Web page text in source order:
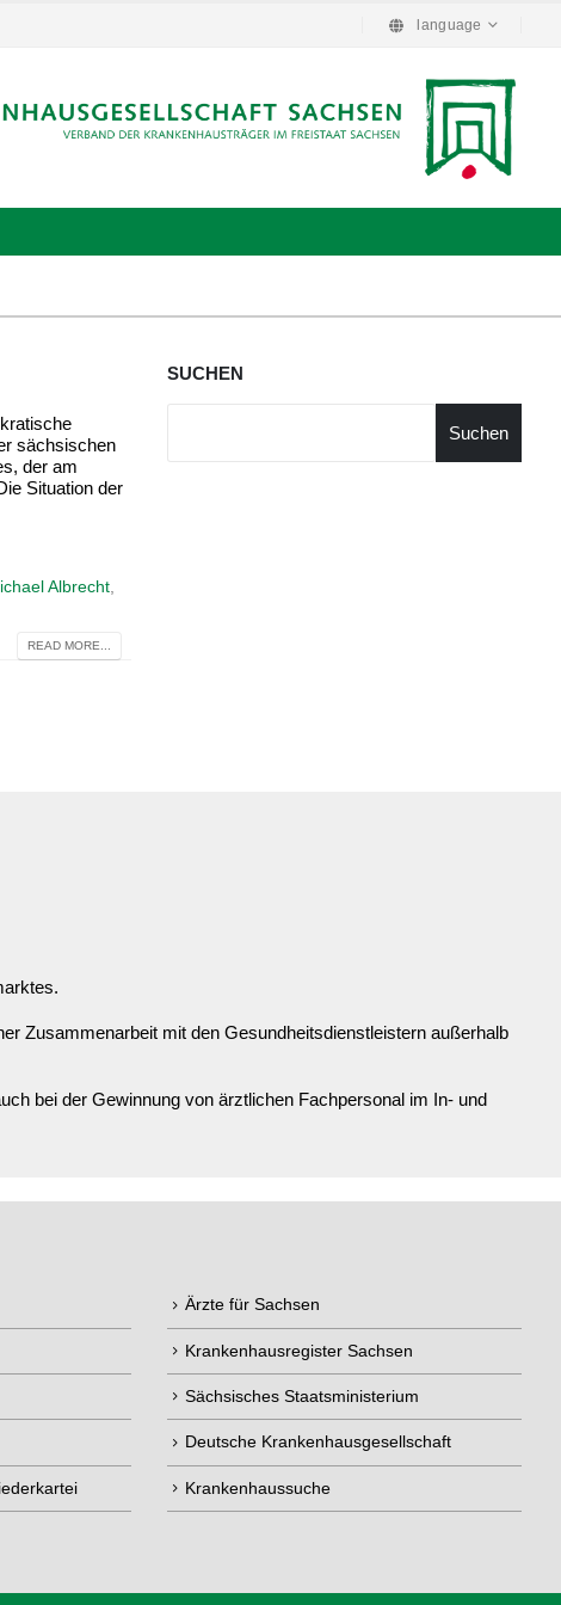
language
sächsischen
der am
Situation der
Albrecht,
READ MORE...
SUCHEN
Suchen
Zusammenarbeit mit den Gesundheitsdienstleistern außerhalb
bei der Gewinnung von ärztlichen Fachpersonal im In- und
Ärzte für Sachsen
Krankenhausregister Sachsen
Sächsisches Staatsministerium
Deutsche Krankenhausgesellschaft
Krankenhaussuche